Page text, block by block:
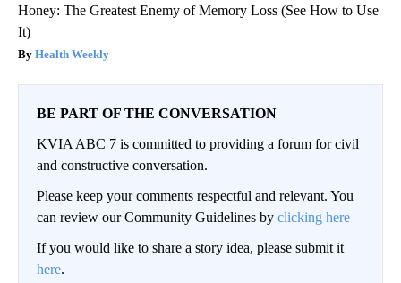
Honey: The Greatest Enemy of Memory Loss (See How to Use
It)
Health Weekly
BE PART OF THE CONVERSATION
KVIA ABC 7 is committed to providing a forum for civil
and constructive conversation.
Please keep your comments respectful and relevant. You
can review our Community Guidelines by clicking here
If you would like to share a story idea, please submit it
here.